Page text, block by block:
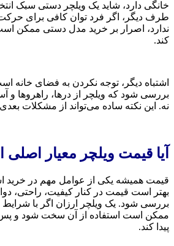
خانگی دارد، شاید یک ویلچر دستی سبک
طرف دیگر، اگر فرد توان کافی برای
ندارد، اصرار بر خرید مدل دستی ممکن
کند.
اشتباه دیگر، توجه نکردن به فضای خانه
بررسی شود که ویلچر از درها، راهروها و
نه. این نکته ساده می‌تواند از مشکلات
آیا قیمت ویلچر معیار
قیمت همیشه یکی از عوامل مهم در خرید
بهتر است قیمت در کنار کیفیت، راحتی،
بررسی شود. یک ویلچر ارزان اگر با شرایط
ممکن است استفاده از آن سخت شود و پس
پیدا کند.